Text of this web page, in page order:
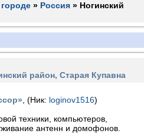
» Россия » Ногинский
район, Старая Купавна
, (Ник: loginov1516)
техники, компьютеров,
антенн и домофонов.